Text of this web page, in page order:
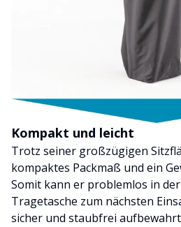
Kompakt und leicht
Trotz seiner großzügigen
kompaktes Packmaß und ein
Somit kann er problemlos in
Tragetasche zum nächsten
sicher und staubfrei